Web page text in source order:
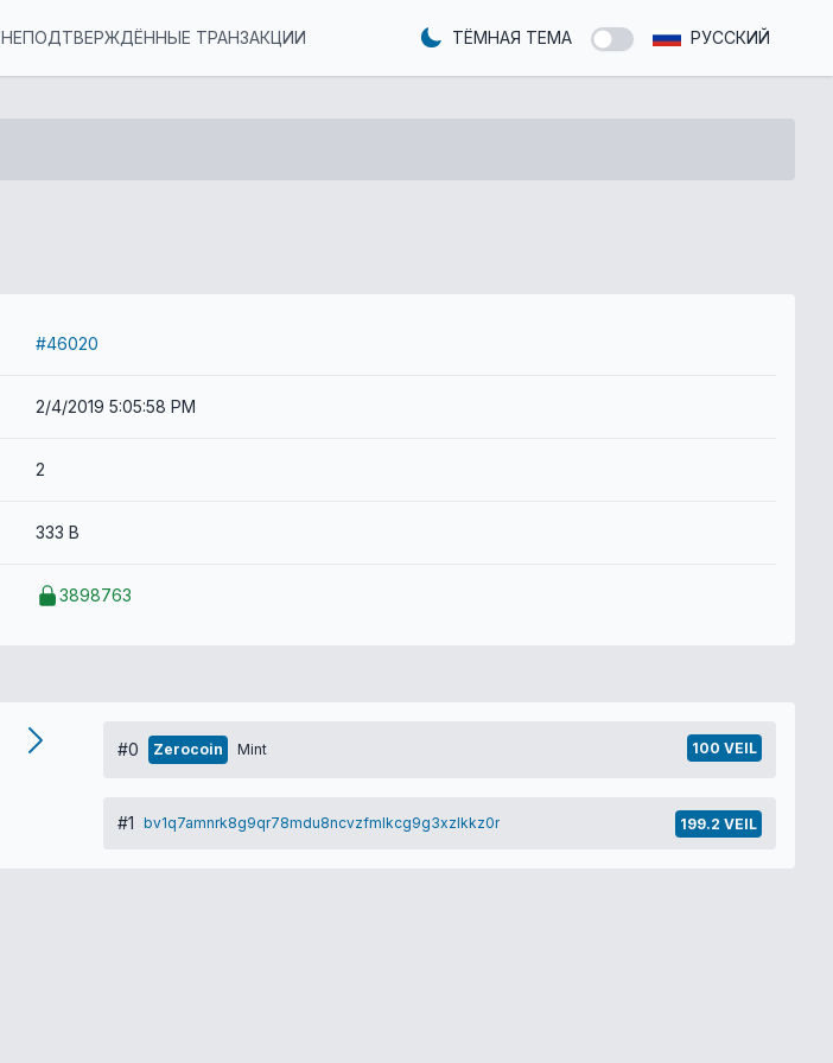
НЕПОДТВЕРЖДЁННЫЕ ТРАНЗАКЦИИ ТЁМНАЯ ТЕМА РУССКИЙ
#46020
2/4/2019 5:05:58 PM
2
333 B
3898763
#0 Zerocoin Mint 100 VEIL
#1 bv1q7amnrk8g9qr78mdu8ncvzfmlkcg9g3xzlkkz0r 199.2 VEIL